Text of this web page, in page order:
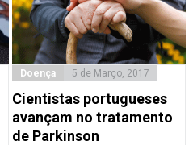
Doença 5 de Março, 2017
Cientistas portugueses
avançam no tratamento
de Parkinson